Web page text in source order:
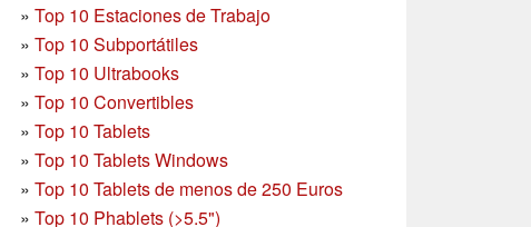
» Top 10 Estaciones de Trabajo
» Top 10 Subportátiles
» Top 10 Ultrabooks
» Top 10 Convertibles
» Top 10 Tablets
» Top 10 Tablets Windows
» Top 10 Tablets de menos de 250 Euros
» Top 10 Phablets (>5.5")